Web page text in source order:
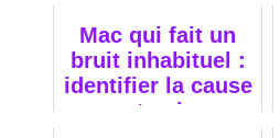
Mac qui fait un
bruit inhabituel :
identifier la cause
et agir